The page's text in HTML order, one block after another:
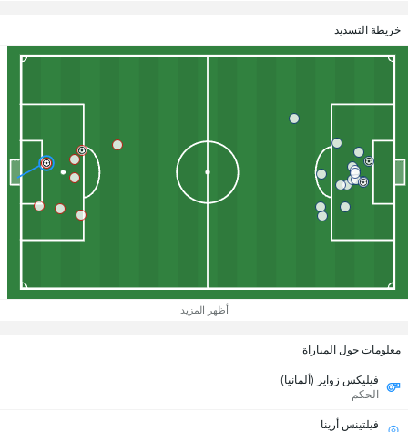
خريطة التسديد
أظهر المزيد
معلومات حول المباراة
فيليكس زواير (ألمانيا)
الحكم
فيلتينس أرينا